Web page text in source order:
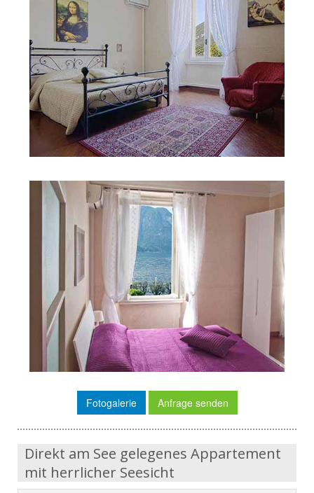
Fotogalerie Anfrage senden
Direkt am See gelegenes Appartement
mit herrlicher Seesicht